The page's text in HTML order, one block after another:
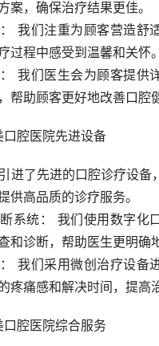
案，确保治疗结果更佳。
我们注重为顾客营造舒
过程中感受到温馨和关怀。
我们医生会为顾客提供
帮助顾客更好地改善口腔
口腔医院先进设备
进了先进的口腔诊疗设备
供高品质的诊疗服务。
系统： 我们使用数字化
和诊断，帮助医生更明确
我们采用微创治疗设备
疼痛感和解决时间，提高
口腔医院综合服务